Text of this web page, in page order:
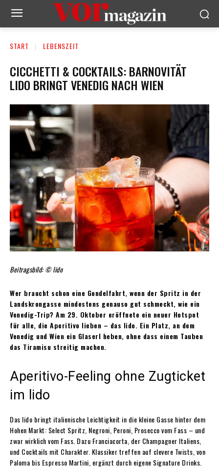
START LEBENSZEIT
CICCHETTI & COCKTAILS: BARNOVITÄT
LIDO BRINGT VENEDIG NACH WIEN
Beitragsbild: © lido
Wer braucht schon eine Gondelfahrt, wenn der Spritz in der
Landskrongasse mindestens genauso gut schmeckt, wie ein
Venedig-Trip? Am 29. Oktober eröffnete ein neuer Hotspot
für alle, die Aperitivo lieben – das lido. Ein Platz, an dem
Venedig und Wien ein Glaserl heben, ohne dass einem Tauben
das Tiramisu streitig machen.
Aperitivo-Feeling ohne Zugticket
im lido
Das lido bringt italienische Leichtigkeit in die kleine Gasse hinter dem
Hohen Markt: Select Spritz, Negroni, Peroni, Prosecco vom Fass – und
zwar wirklich vom Fass. Dazu Franciacorta, der Champagner Italiens,
und Cocktails mit Charakter. Klassiker treffen auf clevere Twists, von
Paloma bis Espresso Martini, ergänzt durch eigene Signature Drinks.